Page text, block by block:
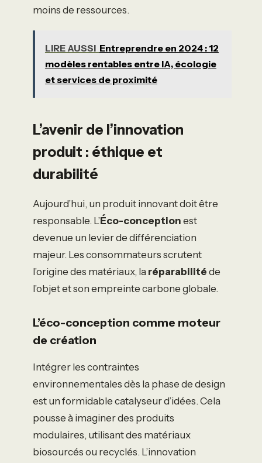
moins de ressources.
LIRE AUSSI Entreprendre en 2024 : 12
modèles rentables entre IA, écologie
et services de proximité
L’avenir de l’innovation
produit : éthique et
durabilité
Aujourd’hui, un produit innovant doit être
responsable. L’Éco-conception est
devenue un levier de différenciation
majeur. Les consommateurs scrutent
l’origine des matériaux, la réparabilité de
l’objet et son empreinte carbone globale.
L’éco-conception comme moteur
de création
Intégrer les contraintes
environnementales dès la phase de design
est un formidable catalyseur d’idées. Cela
pousse à imaginer des produits
modulaires, utilisant des matériaux
biosourcés ou recyclés. L’innovation